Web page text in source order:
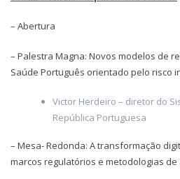
– Abertura
– Palestra Magna: Novos modelos de
Saúde Português orientado pelo risco
Victor Herdeiro – diretor do
República Portuguesa
– Mesa- Redonda: A transformação
marcos regulatórios e metodologias de